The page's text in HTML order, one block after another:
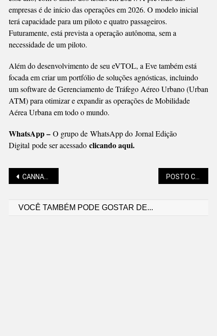
empresas é de início das operações em 2026. O modelo inicial
terá capacidade para um piloto e quatro passageiros.
Futuramente, está prevista a operação autônoma, sem a
necessidade de um piloto.
Além do desenvolvimento de seu eVTOL, a Eve também está
focada em criar um portfólio de soluções agnósticas, incluindo
um software de Gerenciamento de Tráfego Aéreo Urbano (Urban
ATM) para otimizar e expandir as operações de Mobilidade
Aérea Urbana em todo o mundo.
WhatsApp – O grupo de WhatsApp do Jornal Edição
Digital pode ser acessado clicando aqui.
Navegação
CANNABIS IN NATURA E PARTES DA PLANTA COM IMPORTAÇÃO PROIBIDA POSTO CENTRAL ABERTO NESTE SÁBADO, PARA VACINAÇÃO
VOCÊ TAMBÉM PODE GOSTAR DE...